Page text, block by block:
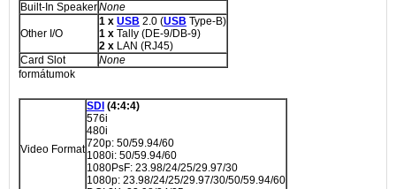
Built-In SpeakerNone
Other I/O
1 x USB 2.0 (USB Type-B)
1 x Tally (DE-9/DB-9)
2 x LAN (RJ45)
Card Slot
None
formátumok
Video Format
SDI (4:4:4)
576i
480i
720p: 50/59.94/60
1080i: 50/59.94/60
1080PsF: 23.98/24/25/29.97/30
1080p: 23.98/24/25/29.97/30/50/59.94/60